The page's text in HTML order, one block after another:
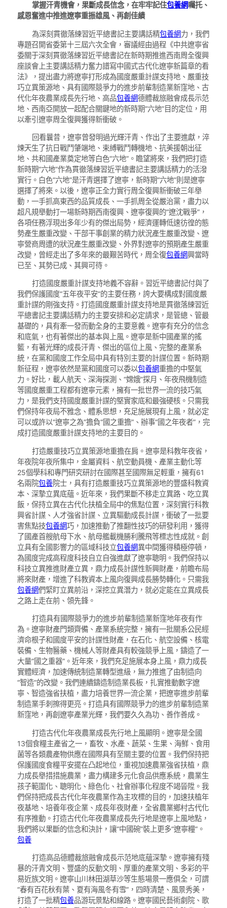
掌握汗青機會，果斷成長信念，在牢牢記住包養網囑托、
感恩奮進中推進遼寧重振雄風、再創佳績
為深刻貫徹落練習近平總書記主要講話精包養網力，我們
專題召開省委第十三屆六次全會，審議經由過程《中共遼寧省
委關于深刻貫徹落練習近平總書記在新時期推進西南周全復興
座談會上主要講話精力奮力譜寫中國式古代化遼寧新篇章的看
法》，提出盡力將遼寧打形成為國度嚴重計謀支持地、嚴重技
巧立異策源地、具有國際競爭力的進步前輩制造業新窪地、古
代化年夜農業成長先行地、高品包養網德體裁旅融會成長示范
地、西南亞開放一起配合關鍵地的新時期“六地”目的定位，用
以牽引遼寧周全復興獲得新衝破。
回看曩昔，遼寧曾發明過光輝汗青、作出了主要進獻，淬
煉天生了抗日戰鬥肇端地、束縛戰鬥轉機地、抗美援朝出征
地、共和國產業奠定地等白色“六地”。瞻望將來，我們把打造
新時期“六地”作為貫徹落練習近平總書記主要講話精力的活潑
實行。白色“六地”是汗青選擇了遼寧，新時期“六地”則是遼寧
選擇了將來。以後，遼寧正全力實行周全復興新衝破三年舉
動，一手抓高東西的品質成長、一手抓周全從嚴治黨，盡力以
超凡規舉動打一場新時期西南復興、遼寧復興的“遼沈戰爭”，
各項任務浮現出多年少有的傑出局勢，經濟運轉低速彷徨的態
勢產生嚴重改變、干部干事創業的精力狀況產生嚴重改變、遼
寧營商周遭的狀況產生嚴重改變、外界對遼寧的預期產生嚴重
改變，曾經走出了多年來的最艱苦時代，周全復包養網興當時
已至、其勢已成、其興可待。
打造國度嚴重計謀支持地義不容辭。習近平總書記付與了
我們保護國度“五年夜平安”的主要任務，誇大要構成對國度嚴
重計謀的剛強支持。打造國度嚴重計謀支持地是貫徹落練習近
平總書記主要講話精力的主要安排和必定請求，是管總、管最
基礎的，具有牽一發而動全身的主要意義。遼寧有充分的信念
和底氣，也有著傑出的基本與上風。遼寧是新中國產業的搖
籃，有著光輝的成長汗青、傑出的區位上風、完整的產業系
統，在黨和國度工作全局中具有特別主要的計謀位置。新時期
新征程，遼寧依然是黨和國度可以委以包養網重擔的中堅氣
力。好比，載人航天、深海探測、“嫦娥”探月、年夜飛機制造
等國度嚴重工程都有遼寧元素，擁有一批世界一流的技巧氣
力，是我們支持國度嚴重計謀的堅實家底和最強硬核。只需我
們保持年夜局不雅念、體系思想，充足施展現有上風，就必定
可以或許以“遼寧之為”擔負“國之重擔”、辦事“國之年夜者”，完
成打造國度嚴重計謀支持地的主要目的。
打造嚴重技巧立異策源地重擔在肩。遼寧是科教年夜省，
年夜院年夜所集中，金屬資料、航空動員機、產業主動化等
25個學科和專門研究研討在國際甚至國際無足輕重，擁有61
名兩院包養院士，具有打造嚴重技巧立異策源地的豐盛科教資
本、深摯立異底蘊。近年來，我們果斷不移走立異路、吃立異
飯，保持立異在古代化扶植全局中的焦點位置，深刻實行科教
興省計謀、人才強省計謀、立異驅動成長計謀，衝破了一批要
害焦點技包養網巧，加速推動了推翻性技巧的研發利用，獲得
了國產首艘航母下水、航母艦載機勝利騰飛等標志性成就。創
立具有全國影響力的區域科技立包養網異中間獲得積極停頓，
為國度完成高程度科技自立自強進獻了遼寧聰明。我們保持以
科技立異推進財產立異，鼎力成長計謀性新興財產，前瞻布局
將來財產，增進了科教資本上風向復興成長勝勢轉化。只需我
包養網們緊盯立異前沿，深挖立異潛力，就必定能在立異成長
之路上走在前、領先鋒。
打造具有國際競爭力的進步前輩制造業新窪地年夜有作
為。遼寧財產門類齊備、產業系統完整，擁有一批關系公民經
濟命根子和國度平安的計謀性財產，在石化、航空設備、核電
裝備、生物醫藥、機械人等財產具有較強競爭上風，鑄造了一
大量“國之重器”。近年來，我們充足施展本身上風，鼎力成長
實體經濟，加速傳統制造業轉型進級，無力推進了由制造向
“智造”的改變。我們連續鑄造制造業長板，扎實推動數字遼
寧、智造強省扶植，盡力培養世界一流企業，把遼寧進步前輩
制造業手刺擦得更亮。打造具有國際競爭力的進步前輩制造業
新窪地，再創遼寧產業光輝，我們要久久為功、善作善成。
打造古代化年夜農業成長先行地上風顯明。遼寧是全國
13個食糧主產省之一，畜牧、水產、蔬菜、生果、海鮮、食用
菌等各類農產物供應在國際具有至關主要的位置。我們保持把
保護國度食糧平安擺在凸起地位，重視加速農業強省扶植，鼎
力成長舉措措施農業，盡力構建多元化食品供應系統，農業生
孩子範圍化、聰明化、綠色化、社會辦事化程度不竭晉陞。我
們保持把成長古代化年夜農業作為主攻標的目的，加速扶植年
夜基地、培養年夜企業、成長年夜財產，全省農業鄉村古代化
有序推動。打造古代化年夜農業成長先行地是遼寧上風地點，
我們將以果斷的信念和決計，讓“中國碗”裝上更多“遼寧糧”。
包養
打造高品德體裁旅融會成長示范地底蘊深摯。遼寧擁有殘
暴的汗青文明、豐盛的反動文明、厚重的產業文明、多彩的平
易近族文明。遼寧山川林田湖草沙等生態場景一應俱全，可謂
“春有百花秋有葉、夏有海風冬有雪”，四時清楚、風景秀美，
打造了一批精包養品游玩景點和線路。遼寧國民藝術劇院、歌